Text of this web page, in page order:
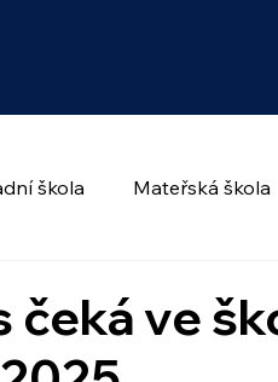
škola Mateřská škola
čeká ve